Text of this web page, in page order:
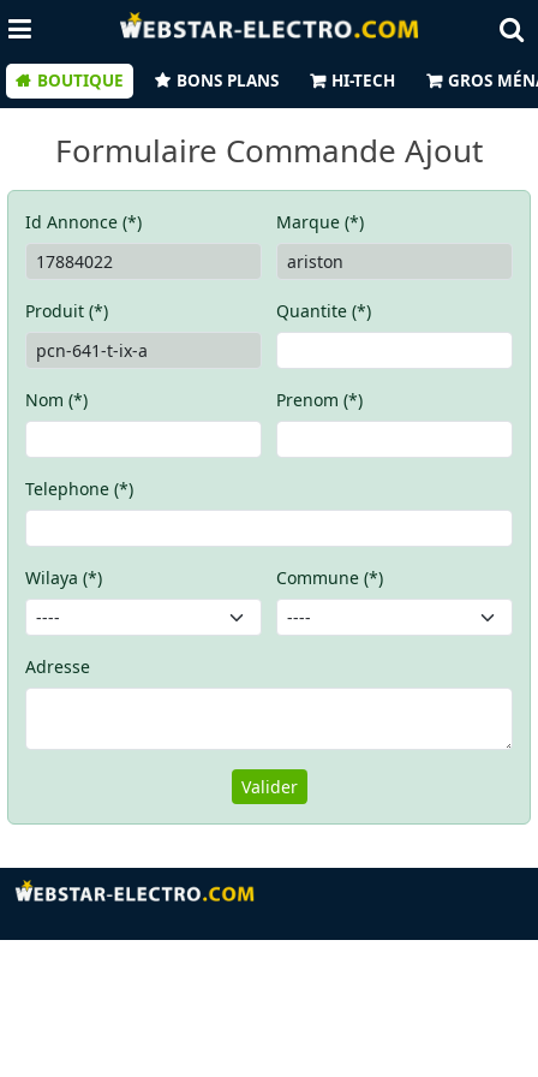
BOUTIQUE BONS PLANS HI-TECH GROS
Formulaire Commande Ajout
Id Annonce (*) Marque (*)
Produit (*) Quantite (*)
Nom (*) Prenom (*)
Telephone (*)
Wilaya (*) Commune (*)
Adresse